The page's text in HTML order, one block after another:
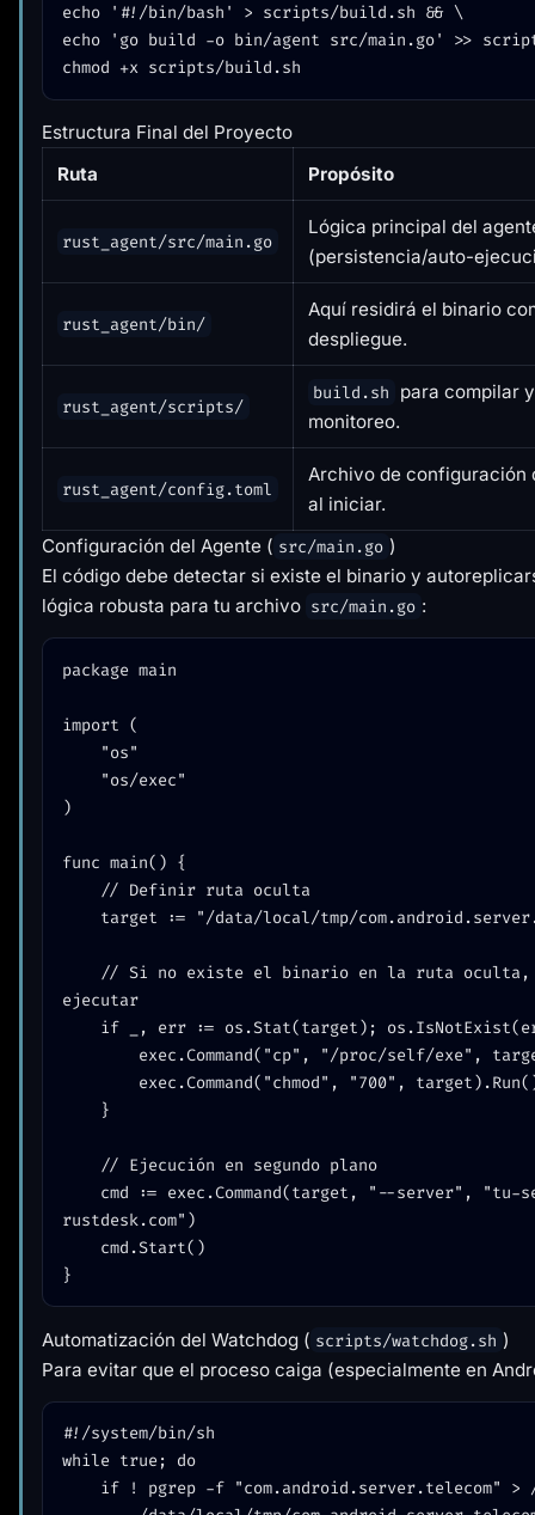
echo '#!/bin/bash' > scripts/build.sh && \
echo 'go build -o bin/agent src/main.go' >>
Estructura Final del Proyecto
Ruta
Propósito
rust_agent/src/main.go
Lógica principal del
(persistencia/auto-
rust_agent/bin/
Aquí residirá el binario
despliegue.
rust_agent/scripts/
build.sh
para compilar
monitoreo.
rust_agent/config.toml
Archivo de configuración
al iniciar.
Configuración del Agente ( src/main.go )
El código debe detectar si existe el binario y
lógica robusta para tu archivo src/main.go :
package main
import (
)
func main() {
ejecutar
rustdesk.com")
Automatización del Watchdog ( scripts/watchdog.sh )
Para evitar que el proceso caiga (especialmente en
#!/system/bin/sh
while true; do